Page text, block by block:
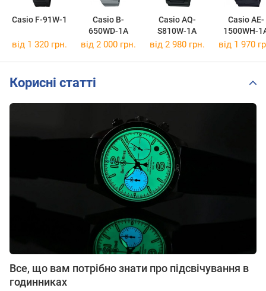
Casio F-91W-1
Casio B-
650WD-1A
Casio AQ-
S810W-1A
Casio AE-
1500WH-
від 1 320 грн. від 2 000 грн. від 2 980 грн. від 1 970
Корисні статті
Все, що вам потрібно знати про підсвічування в
годинниках